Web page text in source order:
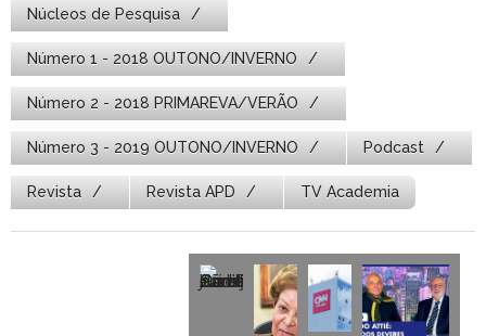
Núcleos de Pesquisa
Número 1 - 2018 OUTONO/INVERNO
Número 2 - 2018 PRIMAREVA/VERÃO
Número 3 - 2019 OUTONO/INVERNO Podcast
Revista Revista APD TV Academia